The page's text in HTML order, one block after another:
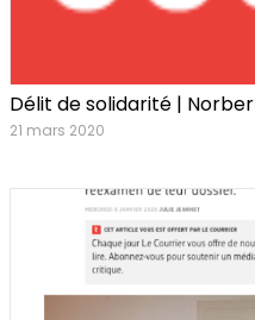
Délit de solidarité |
21 mars 2020